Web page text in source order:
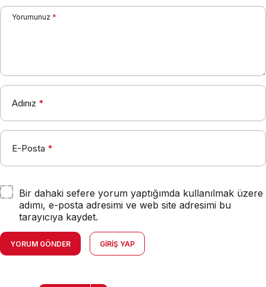
Yorumunuz *
Adınız *
E-Posta *
Bir dahaki sefere yorum yaptığımda kullanılmak üzere
adımı, e-posta adresimi ve web site adresimi bu
tarayıcıya kaydet.
YORUM GÖNDER GIRIŞ YAP